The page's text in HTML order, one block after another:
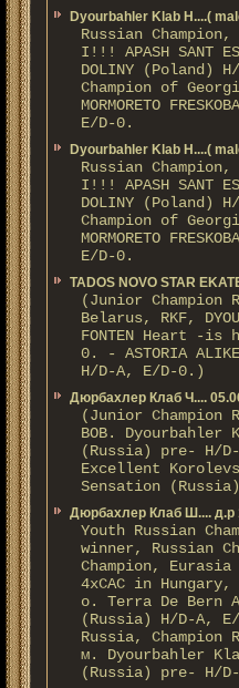
Dyourbahler Klab H....(
Russian
I!!! APASH SANT
DOLINY (Poland)
Champion of
MORMORETO
E/D-0.
Dyourbahler Klab H....(
Russian
I!!! APASH SANT
DOLINY (Poland)
Champion of
MORMORETO
E/D-0.
TADOS NOVO STAR
(Junior Champion
Belarus, RKF,
FONTEN Heart -
0. - ASTORIA ALIKE
H/D-А, E/D-0.)
Дюрбахлер Клаб Ч....
(Junior Champion
BOB. Dyourbahler
(Russia) pre- H/
Excellent
Sensation
Дюрбахлер Клаб Ш.... д.р
Youth Russian
winner, Russian
Champion, Eurasia
4xCAC in
о. Terra De Bern
(Russia) H/D-A,
Russia, Champion
м. Dyourbahler
(Russia) pre- H/